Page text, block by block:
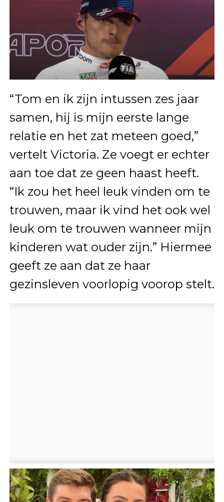
“Tom en ik zijn intussen zes jaar
samen, hij is mijn eerste lange
relatie en het zat meteen goed,”
vertelt Victoria. Ze voegt er echter
aan toe dat ze geen haast heeft.
“Ik zou het heel leuk vinden om te
trouwen, maar ik vind het ook wel
leuk om te trouwen wanneer mijn
kinderen wat ouder zijn.” Hiermee
geeft ze aan dat ze haar
gezinsleven voorlopig voorop stelt.